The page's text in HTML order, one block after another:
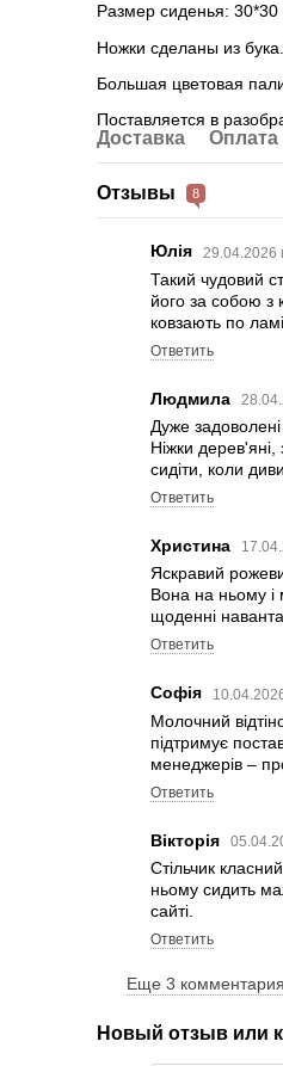
Размер сиденья: 30*30
Ножки сделаны из
Большая цветовая
Поставляется в
Доставка Оплата
Отзывы 8
Юлія 29.04.2026
Такий чудовий
його за собою з
ковзають по
Ответить
Людмила
Дуже
Ніжки
сидіти, коли
Ответить
Христина
Яскравий
Вона на ньому і
щоденні
Ответить
Софія
Молочний
підтримує
менеджерів –
Ответить
Вікторія
Стільчик
ньому сидить
сайті.
Ответить
Еще 3 комментария
Новый отзыв или